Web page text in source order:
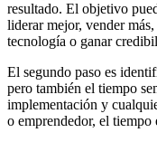
resultado. El objetivo
liderar mejor, vender
tecnología o ganar
El segundo paso es
pero también el tiempo
implementación y
o emprendedor, el tiempo